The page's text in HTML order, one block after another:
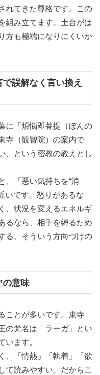
れてきた尊格です。この
組み立てます。土台がは
方も極端になりにくいか
誤解なく言い換え
に「煩悩即菩提（ぼんの
寺（観智院）の案内で
、という密教の教えとし
、「悪い気持ちを“消
いです。怒りがあるな
、状況を変えるエネルギ
るなら、相手を縛るため
る。そういう方向づけの
の意味
ことが多いです。東寺
の梵名は「ラーガ」とい
います。
、「情熱」「執着」「欲
て読みやすい。だからこ